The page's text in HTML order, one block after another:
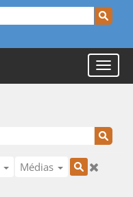
Médias